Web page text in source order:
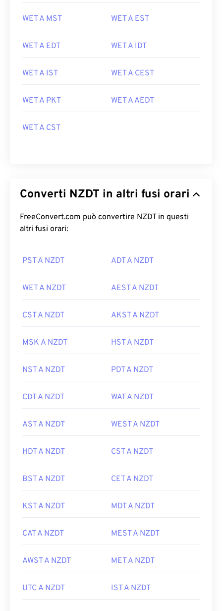
WET A MST WET A EST
WET A EDT WET A IDT
WET A IST WET A CEST
WET A PKT WET A AEDT
WET A CST
Converti NZDT in altri fusi orari
FreeConvert.com può convertire NZDT in questi
altri fusi orari:
PST A NZDT ADT A NZDT
WET A NZDT AEST A NZDT
CST A NZDT AKST A NZDT
MSK A NZDT HST A NZDT
NST A NZDT PDT A NZDT
CDT A NZDT WAT A NZDT
AST A NZDT WEST A NZDT
HDT A NZDT CST A NZDT
BST A NZDT CET A NZDT
KST A NZDT MDT A NZDT
CAT A NZDT MEST A NZDT
AWST A NZDT MET A NZDT
UTC A NZDT IST A NZDT